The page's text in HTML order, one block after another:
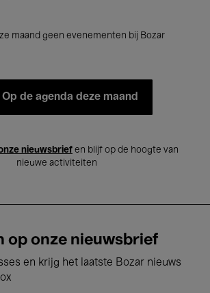
maand geen evenementen bij Bozar
Op de agenda deze maand
nieuwsbrief en blijf op de hoogte van
nieuwe activiteiten
op onze nieuwsbrief
en krijg het laatste Bozar nieuws